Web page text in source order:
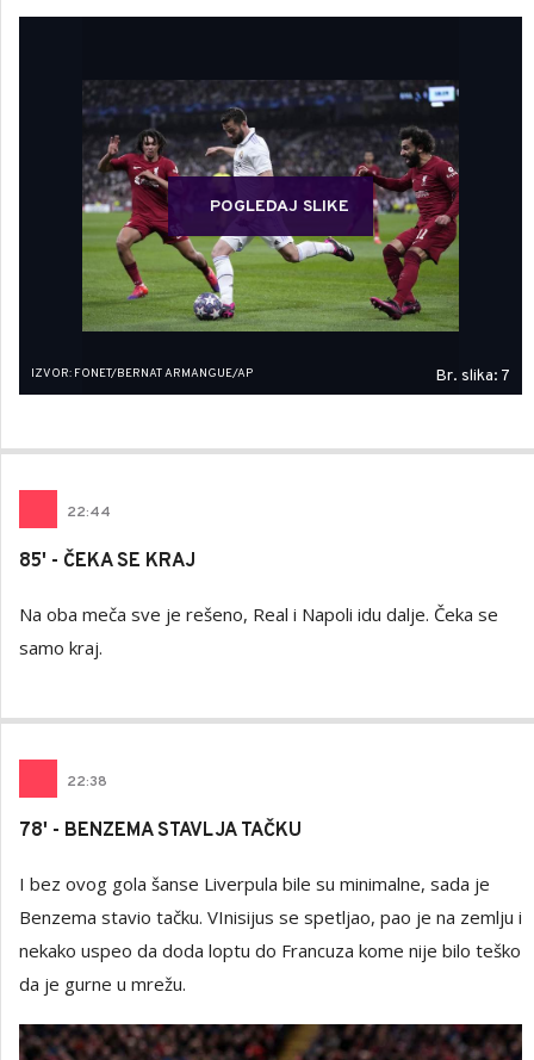
POGLEDAJ SLIKE
IZVOR: FONET/BERNAT ARMANGUE/AP Br. slika: 7
22:44
85' - ČEKA SE KRAJ
Na oba meča sve je rešeno, Real i Napoli idu dalje. Čeka se
samo kraj.
22:38
78' - BENZEMA STAVLJA TAČKU
I bez ovog gola šanse Liverpula bile su minimalne, sada je
Benzema stavio tačku. VInisijus se spetljao, pao je na zemlju i
nekako uspeo da doda loptu do Francuza kome nije bilo teško
da je gurne u mrežu.